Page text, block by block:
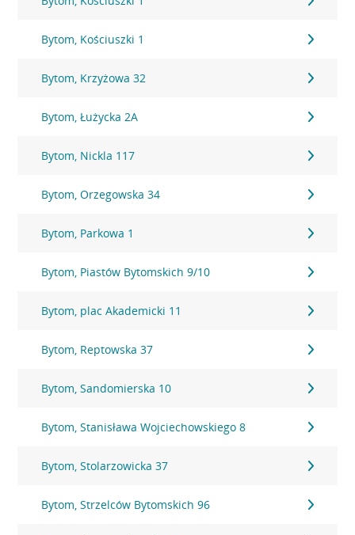
Bytom, Kościuszki 1
Bytom, Krzyżowa 32
Bytom, Łużycka 2A
Bytom, Nickla 117
Bytom, Orzegowska 34
Bytom, Parkowa 1
Bytom, Piastów Bytomskich 9/10
Bytom, plac Akademicki 11
Bytom, Reptowska 37
Bytom, Sandomierska 10
Bytom, Stanisława Wojciechowskiego 8
Bytom, Stolarzowicka 37
Bytom, Strzelców Bytomskich 96